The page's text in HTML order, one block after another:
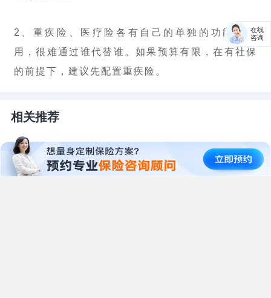
2、重疾险、医疗险各有自己的单独的功能和作
用，很难通过谁代替谁。如果预算有限，在有社保
的前提下，建议先配置重疾险。
相关推荐
重疾险 超级芯爱健康告知变严了！
超级芯爱重疾险的健康告知调整，原本宽松的健康告知增加了哪些变动？有什么影响？
在线
咨询